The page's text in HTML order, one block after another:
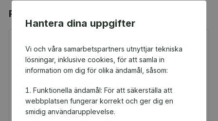
Hantera dina uppgifter
Vi och våra samarbetspartners utnyttjar tekniska
lösningar, inklusive cookies, för att samla in
information om dig för olika ändamål, såsom:
Funktionella ändamål: För att säkerställa att
webbplatsen fungerar korrekt och ger dig en
smidig användarupplevelse.
Populära produkter